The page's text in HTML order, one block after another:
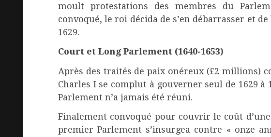
moult protestations des membres du
convoqué, le roi décida de s’en débarrasser et
1629.
Court et Long Parlement (1640-1653)
Après des traités de paix onéreux (£2 millions)
Charles I se complut à gouverner seul de 1629 à
Parlement n’a jamais été réuni.
Finalement convoqué pour couvrir le coût
premier Parlement s’insurgea contre « onze